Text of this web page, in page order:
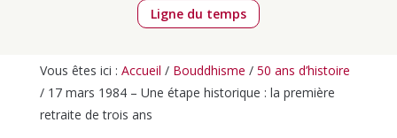
Ligne du temps
Vous êtes ici : Accueil / Bouddhisme / 50 ans d’histoire
/ 17 mars 1984 – Une étape historique : la première
retraite de trois ans